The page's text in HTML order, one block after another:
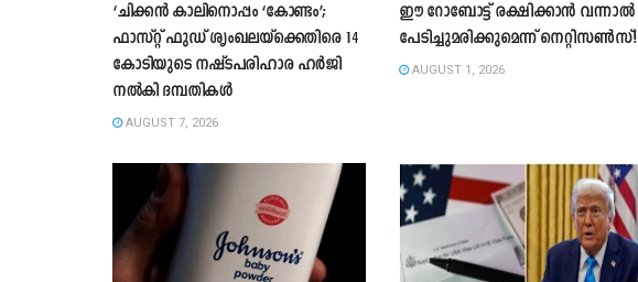
‘ചിക്കൻ കാലിനൊപ്പം ‘കോണ്ടം’;
ഫാസ്റ്റ് ഫുഡ് ശൃംഖലയ്ക്കെതിരെ 14
കോടിയുടെ നഷ്ടപരിഹാര ഹർജി
നൽകി ദമ്പതികൾ
AUGUST 7, 2026
ഈ റോബോട്ട് രക്ഷിക്കാൻ വന്നാൽ
പേടിച്ചുമരിക്കുമെന്ന് നെറ്റിസൺസ്!
AUGUST 1, 2026